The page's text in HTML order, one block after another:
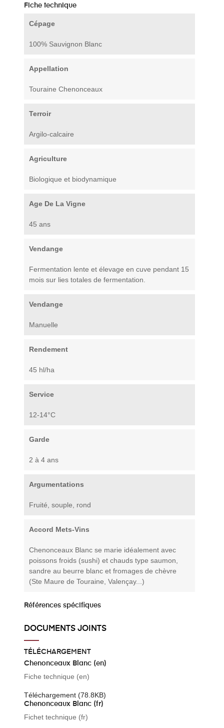
Fiche technique
Cépage
100% Sauvignon Blanc
Appellation
Touraine Chenonceaux
Terroir
Argilo-calcaire
Agriculture
Biologique et biodynamique
Age De La Vigne
45 ans
Vendange
Fermentation lente et élevage en cuve pendant 15
mois sur lies totales de fermentation.
Vendange
Manuelle
Rendement
45 hl/ha
Service
12-14°C
Garde
2 à 4 ans
Argumentations
Fruité, souple, rond
Accord Mets-Vins
Chenonceaux Blanc se marie idéalement avec
poissons froids (sushi) et chauds type saumon,
sandre au beurre blanc et fromages de chèvre
(Ste Maure de Touraine, Valençay...)
Références spécifiques
DOCUMENTS JOINTS
TÉLÉCHARGEMENT
Chenonceaux Blanc (en)
Fiche technique (en)
Téléchargement (78.8KB)
Chenonceaux Blanc (fr)
Fichet technique (fr)